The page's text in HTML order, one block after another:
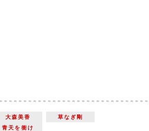
大森美香
草なぎ剛
青天を衝け